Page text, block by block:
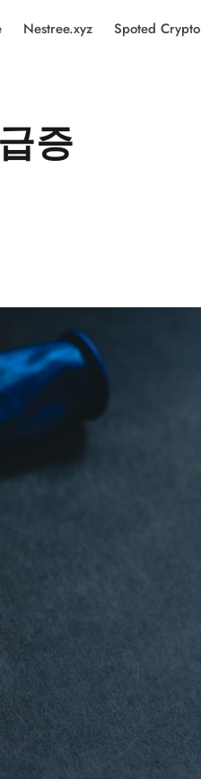
Nestree.xyz Spoted Crypto
증